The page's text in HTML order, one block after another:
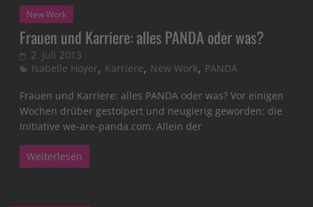
New Work
Frauen und Karriere: alles PANDA oder was?
2. Juli 2013
Isabelle Hoyer, Karriere, New Work, PANDA
Frauen und Karriere: alles PANDA oder was? Vor einigen
Wochen drüber gestolpert und neugierig geworden: die
Initiative we-are-panda.com. Allein der
Weiterlesen